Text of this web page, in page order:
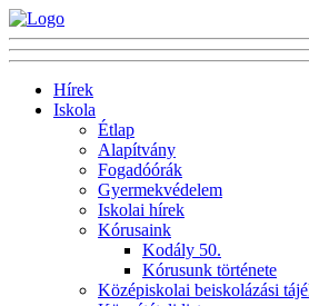
Hírek
Iskola
Étlap
Alapítvány
Fogadóórák
Gyermekvédelem
Iskolai hírek
Kórusaink
Kodály 50.
Kórusunk története
Középiskolai beiskolázási